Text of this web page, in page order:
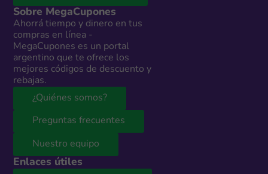
Sobre MegaCupones
Ahorrá tiempo y dinero en tus
compras en línea -
MegaCupones es un portal
argentino que te ofrece los
mejores códigos de descuento y
rebajas.
¿Quiénes somos?
Preguntas frecuentes
Nuestro equipo
Enlaces útiles